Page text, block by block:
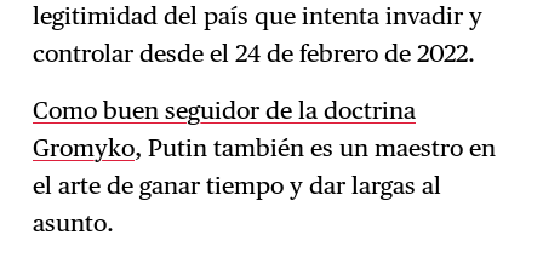
legitimidad del país que intenta invadir y
controlar desde el 24 de febrero de 2022.
Como buen seguidor de la doctrina
Gromyko, Putin también es un maestro en
el arte de ganar tiempo y dar largas al
asunto.